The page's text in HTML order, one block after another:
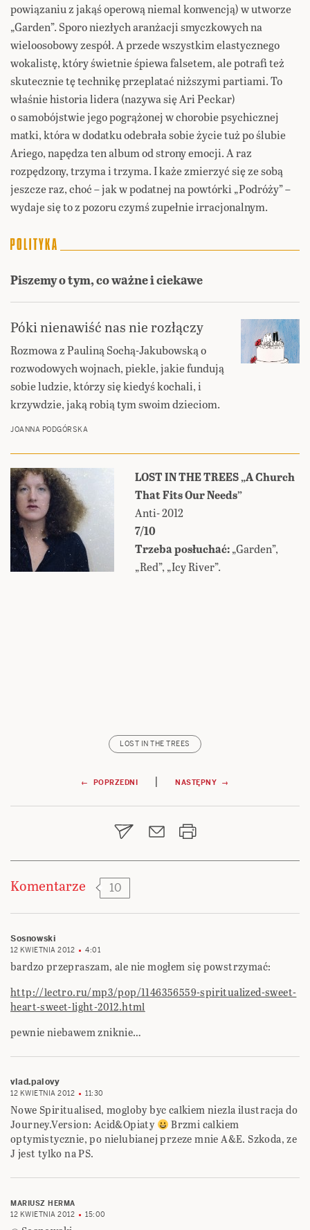
powiązaniu z jakąś operową niemal konwencją) w utworze
„Garden”. Sporo niezłych aranżacji smyczkowych na
wieloosobowy zespół. A przede wszystkim elastycznego
wokalistę, który świetnie śpiewa falsetem, ale potrafi też
skutecznie tę technikę przeplatać niższymi partiami. To
właśnie historia lidera (nazywa się Ari Peckar)
o samobójstwie jego pogrążonej w chorobie psychicznej
matki, która w dodatku odebrała sobie życie tuż po ślubie
Ariego, napędza ten album od strony emocji. A raz
rozpędzony, trzyma i trzyma. I każe zmierzyć się ze sobą
jeszcze raz, choć – jak w podatnej na powtórki „Podróży” –
wydaje się to z pozoru czymś zupełnie irracjonalnym.
Piszemy o tym, co ważne i ciekawe
Póki nienawiść nas nie rozłączy
Rozmowa z Pauliną Sochą-Jakubowską o
rozwodowych wojnach, piekle, jakie fundują
sobie ludzie, którzy się kiedyś kochali, i
krzywdzie, jaką robią tym swoim dzieciom.
JOANNA PODGÓRSKA
LOST IN THE TREES „A Church
That Fits Our Needs”
Anti- 2012
7/10
Trzeba posłuchać:„Garden”,
„Red”, „Icy River”.
LOST IN THE TREES
Nawigacja
wpisu
← POPRZEDNI | NASTĘPNY →
Komentarze 10
Sosnowski
12 KWIETNIA 2012 4:01
bardzo przepraszam, ale nie mogłem się powstrzymać:
http://lectro.ru/mp3/pop/1146356559-spiritualized-sweet-
heart-sweet-light-2012.html
pewnie niebawem zniknie…
vlad.palovy
12 KWIETNIA 2012 11:30
Nowe Spiritualised, mogloby byc calkiem niezla ilustracja do
Journey.Version: Acid&Opiaty
Brzmi calkiem
optymistycznie, po nielubianej przeze mnie A&E. Szkoda, ze
J jest tylko na PS.
MARIUSZ HERMA
12 KWIETNIA 2012
15:00